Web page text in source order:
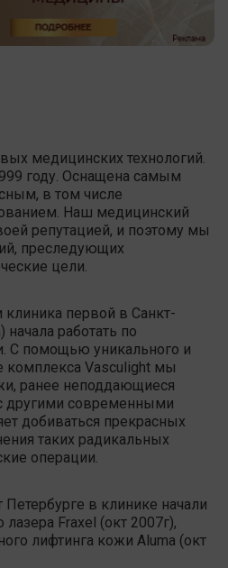
медицинских технологий.
году. Оснащена самым
в том числе
Наш медицинский
репутацией, и поэтому мы
преследующих
цели.
клиника первой в Санкт-
начала работать по
С помощью уникального и
комплекса Vasculight мы
ранее неподдающиеся
другими современными
добиваться прекрасных
таких радикальных
операции.
в клинике начали
Fraxel (окт 2007г),
лифтинга кожи Aluma (окт